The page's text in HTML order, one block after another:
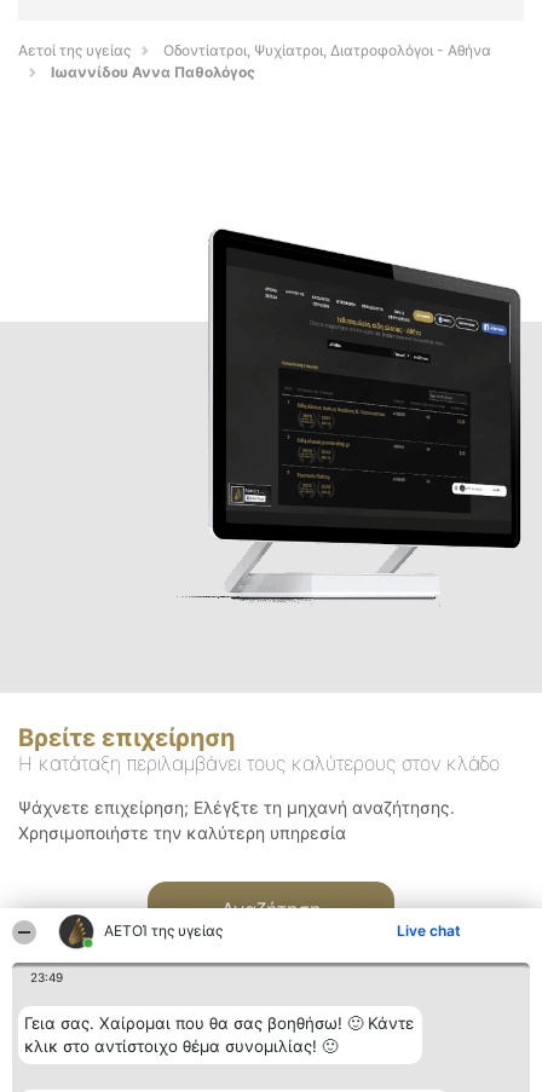
ΑΕΤΟΊ της υγείας Live chat
23:49
Γεια σας. Χαίρομαι που θα σας βοηθήσω! 🙂 Κάντε
κλικ στο αντίστοιχο θέμα συνομιλίας! 🙂
Αετοί της υγείας
Οδοντίατροι, Ψυχίατροι, Διατροφολόγοι - Αθήνα
Ιωαννίδου Αννα Παθολόγος
Βρείτε επιχείρηση
Η κατάταξη περιλαμβάνει τους καλύτερους στον κλάδο
Ψάχνετε επιχείρηση; Ελέγξτε τη μηχανή αναζήτησης.
Χρησιμοποιήστε την καλύτερη υπηρεσία
Αναζήτηση
Διοργανωτής της Κατάταξη Επικοινωνία